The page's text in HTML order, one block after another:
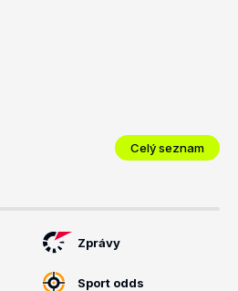
Celý seznam
Zprávy
Sport odds